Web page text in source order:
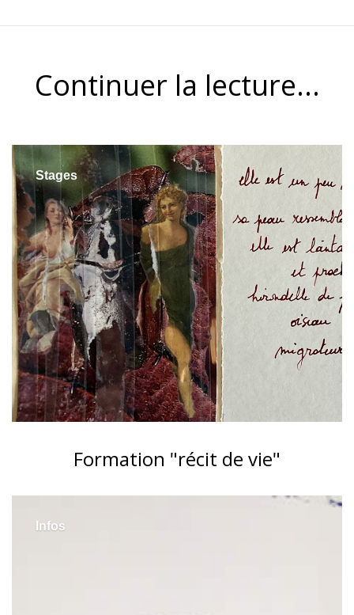
Continuer la lecture...
Stages
Formation "récit de vie"
Infos